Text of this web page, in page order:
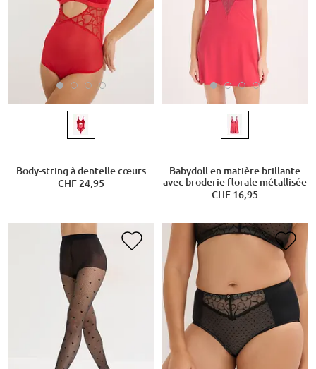
Body-string à dentelle cœurs
CHF 24,95
Babydoll en matière brillante
avec broderie florale métallisée
CHF 16,95